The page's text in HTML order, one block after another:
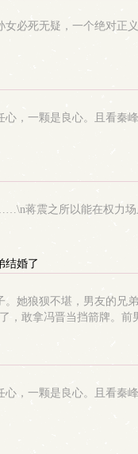
必死无疑，一个绝对正
，一颗是良心。且看秦
蒋震之所以能在权力
结婚了
她狼狈不堪，男友的兄
，敢拿冯晋当挡箭牌。前
，一颗是良心。且看秦